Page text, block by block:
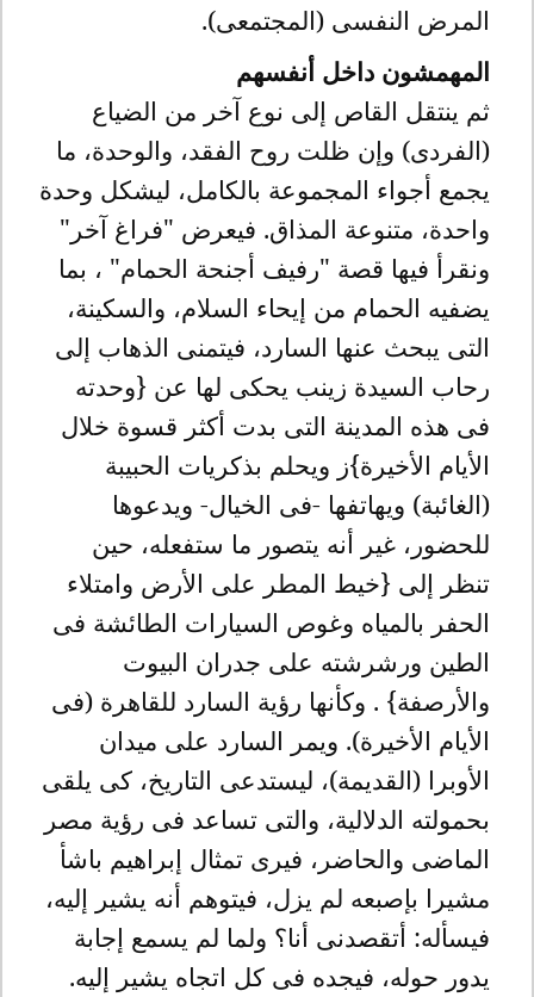
المرض النفسى (المجتمعى).
المهمشون داخل أنفسهم
ثم ينتقل القاص إلى نوع آخر من الضياع
(الفردى) وإن ظلت روح الفقد، والوحدة، ما
يجمع أجواء المجموعة بالكامل، ليشكل وحدة
واحدة، متنوعة المذاق. فيعرض "فراغ آخر"
ونقرأ فيها قصة "رفيف أجنحة الحمام" ، بما
يضفيه الحمام من إيحاء السلام، والسكينة،
التى يبحث عنها السارد، فيتمنى الذهاب إلى
رحاب السيدة زينب يحكى لها عن {وحدته
فى هذه المدينة التى بدت أكثر قسوة خلال
الأيام الأخيرة}ز ويحلم بذكريات الحبيبة
(الغائبة) ويهاتفها -فى الخيال- ويدعوها
للحضور، غير أنه يتصور ما ستفعله، حين
تنظر إلى {خيط المطر على الأرض وامتلاء
الحفر بالمياه وغوص السيارات الطائشة فى
الطين ورشرشته على جدران البيوت
والأرصفة} . وكأنها رؤية السارد للقاهرة (فى
الأيام الأخيرة). ويمر السارد على ميدان
الأوبرا (القديمة)، ليستدعى التاريخ، كى يلقى
بحمولته الدلالية، والتى تساعد فى رؤية مصر
الماضى والحاضر، فيرى تمثال إبراهيم باشأ
مشيرا بإصبعه لم يزل، فيتوهم أنه يشير إليه،
فيسأله: أتقصدنى أنا؟ ولما لم يسمع إجابة
يدور حوله، فيجده فى كل اتجاه يشير إليه.